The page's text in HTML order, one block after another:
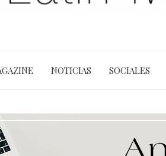
NOTICIAS SOCIALES